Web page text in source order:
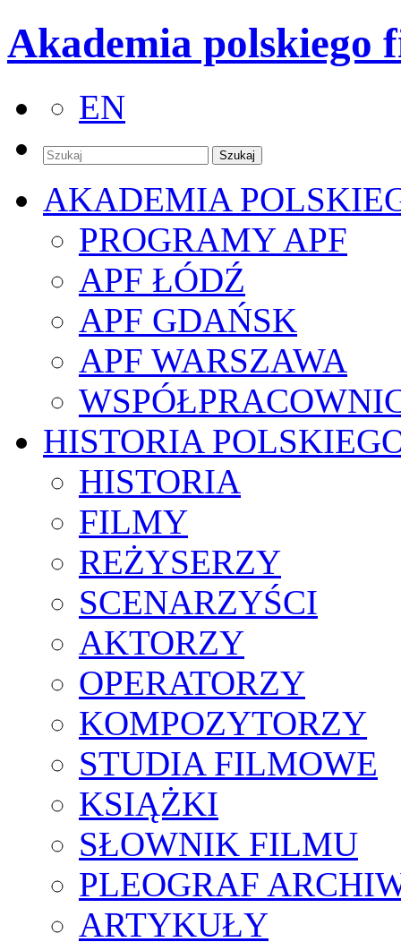
Akademia polskiego
EN
AKADEMIA
PROGRAMY APF
APF ŁÓDŹ
APF GDAŃSK
APF WARSZAWA
HISTORIA
HISTORIA
FILMY
REŻYSERZY
SCENARZYŚCI
AKTORZY
OPERATORZY
KOMPOZYTORZY
STUDIA FILMOWE
KSIĄŻKI
SŁOWNIK FILMU
PLEOGRAF
ARTYKUŁY